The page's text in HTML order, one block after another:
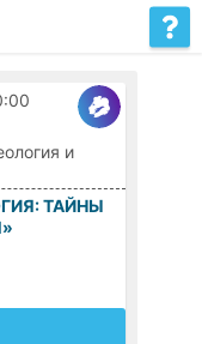
и
ТАЙНЫ